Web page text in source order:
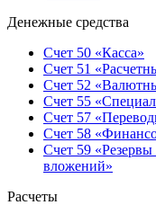
Денежные средства
Счет 50 «Касса»
Счет 51
Счет 52
Счет 55
Счет 57
Счет 58
Счет 59
вложений»
Расчеты